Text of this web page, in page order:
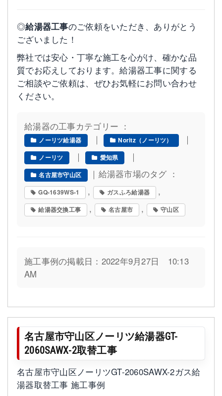
◎給湯器工事のご依頼をいただき、ありがとう
ございました！
弊社では安心・丁寧な施工を心がけ、確かな品
質でお応えしております。給湯器工事に関する
ご相談やご依頼は、ぜひお気軽にお問い合わせ
ください。
給湯器の工事カテゴリー ：
ノーリツ給湯器 ｜ Noritz（ノーリツ） ｜
ノーリツ ｜ 愛知県 ｜
名古屋市守山区 ｜給湯器市場のタグ ：
GQ-1639WS-1 , ガスふろ給湯器 ,
給湯器交換工事 , 名古屋市 , 守山区
施工事例の掲載日：2022年9月27日 10:13
AM
名古屋市守山区ノーリツ給湯器GT-
2060SAWX-2取替工事
名古屋市守山区ノーリツGT-2060SAWX-2ガス給
湯器取替工事 施工事例